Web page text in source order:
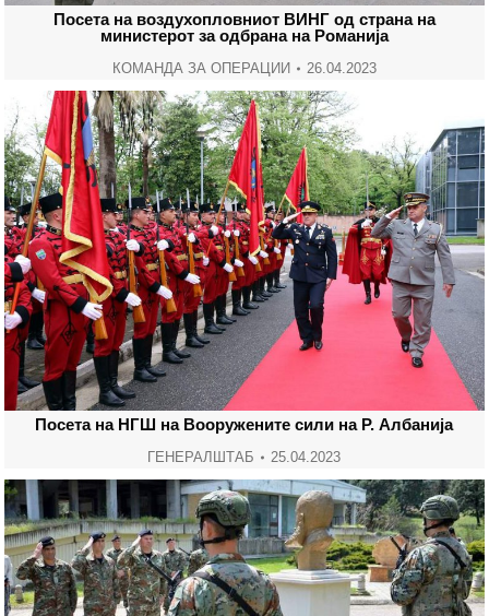
Посета на воздухопловниот ВИНГ од страна на
министерот за одбрана на Романија
КОМАНДА ЗА ОПЕРАЦИИ 26.04.2023
Посета на НГШ на Вооружените сили на Р. Албанија
ГЕНЕРАЛШТАБ 25.04.2023